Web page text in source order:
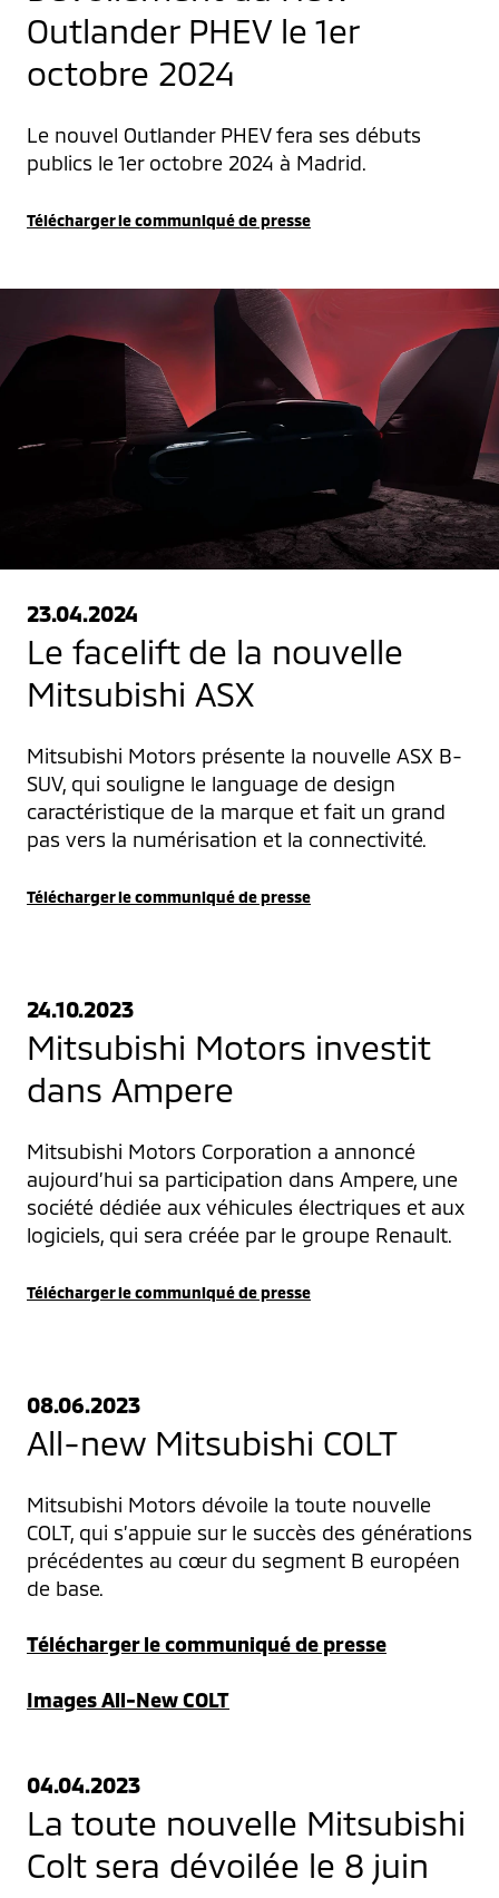
Outlander PHEV le 1er
octobre 2024
Le nouvel Outlander PHEV fera ses débuts
publics le 1er octobre 2024 à Madrid.
Télécharger le communiqué de presse
23.04.2024
Le facelift de la nouvelle
Mitsubishi ASX
Mitsubishi Motors présente la nouvelle ASX B-
SUV, qui souligne le language de design
caractéristique de la marque et fait un grand
pas vers la numérisation et la connectivité.
Télécharger le communiqué de presse
24.10.2023
Mitsubishi Motors investit
dans Ampere
Mitsubishi Motors Corporation a annoncé
aujourd’hui sa participation dans Ampere, une
société dédiée aux véhicules électriques et aux
logiciels, qui sera créée par le groupe Renault.
Télécharger le communiqué de presse
08.06.2023
All-new Mitsubishi COLT
Mitsubishi Motors dévoile la toute nouvelle
COLT, qui s’appuie sur le succès des générations
précédentes au cœur du segment B européen
de base.
Télécharger le communiqué de presse
Images All-New COLT
04.04.2023
La toute nouvelle Mitsubishi
Colt sera dévoilée le 8 juin